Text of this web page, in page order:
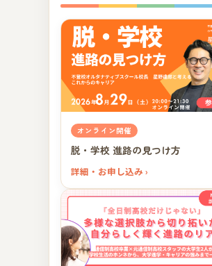
オンライン開催
脱・学校 進路の見つけ方
詳細・お申し込み ›